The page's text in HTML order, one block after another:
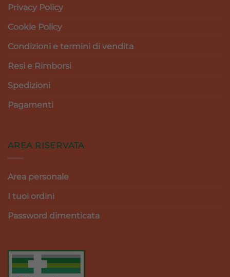
Privacy Policy
Cookie Policy
Condizioni e termini di vendita
Resi e Rimborsi
Spedizioni
Pagamenti
AREA RISERVATA
Area personale
I tuoi ordini
Password dimenticata